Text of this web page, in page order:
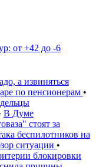
от +42 до -6
а извиняться
по пенсионерам •
В Думе
стоят за
беспилотников на
ситуации •
блокировки